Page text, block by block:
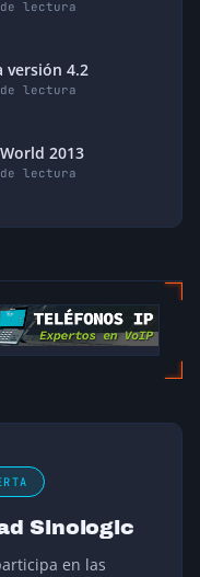
lectura
versión 4.2
lectura
2013
lectura
Sinologic
en las